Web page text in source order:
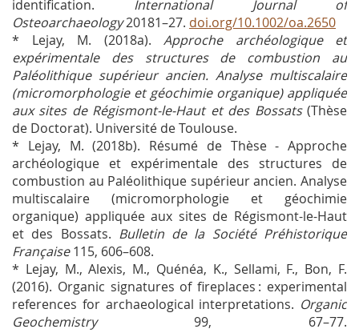
identification. International Journal of
Osteoarchaeology20181–27. doi.org/10.1002/oa.2650
* Lejay, M. (2018a). Approche archéologique et
expérimentale des structures de combustion au
Paléolithique supérieur ancien. Analyse multiscalaire
(micromorphologie et géochimie organique) appliquée
aux sites de Régismont-le-Haut et des Bossats(Thèse
de Doctorat). Université de Toulouse.
* Lejay, M. (2018b). Résumé de Thèse - Approche
archéologique et expérimentale des structures de
combustion au Paléolithique supérieur ancien. Analyse
multiscalaire (micromorphologie et géochimie
organique) appliquée aux sites de Régismont-le-Haut
et des Bossats. Bulletin de la Société Préhistorique
Française115, 606–608.
* Lejay, M., Alexis, M., Quénéa, K., Sellami, F., Bon, F.
(2016). Organic signatures of fireplaces : experimental
references for archaeological interpretations. Organic
Geochemistry99, 67–77.